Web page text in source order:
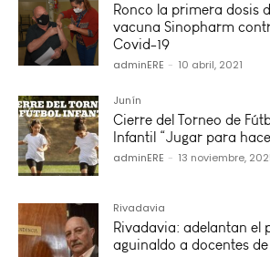
Ronco la primera dosis
vacuna Sinopharm
Covid-19
adminERE - 10 abril, 2021
Junín
Cierre del Torneo de
Infantil “Jugar para
adminERE - 13 noviembre,
Rivadavia
Rivadavia: adelantan el
aguinaldo a docentes de